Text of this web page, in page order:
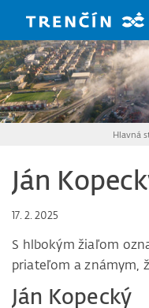
Hlavná
Ján
17. 2. 2025
S hlbokým žiaľom
priateľom a známym,
Ján Kopecký